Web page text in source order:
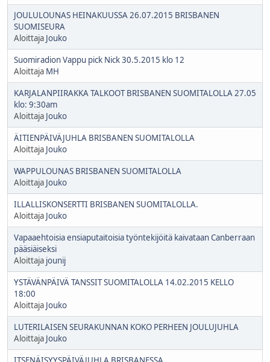
JOULULOUNAS HEINAKUUSSA 26.07.2015 BRISBANEN
SUOMISEURA
Aloittaja Jouko
Suomiradion Vappu pick Nick 30.5.2015 klo 12
Aloittaja MH
KARJALANPIIRAKKA TALKOOT BRISBANEN SUOMITALOLLA 27.05
klo: 9:30am
Aloittaja Jouko
ÄITIENPÄIVÄJUHLA BRISBANEN SUOMITALOLLA
Aloittaja Jouko
WAPPULOUNAS BRISBANEN SUOMITALOLLA
Aloittaja Jouko
ILLALLISKONSERTTI BRISBANEN SUOMITALOLLA.
Aloittaja Jouko
Vapaaehtoisia ensiaputaitoisia työntekijöitä kaivataan Canberraan
pääsiäiseksi
Aloittaja jounij
YSTÄVÄNPÄIVÄ TANSSIT SUOMITALOLLA 14.02.2015 KELLO
18:00
Aloittaja Jouko
LUTERILAISEN SEURAKUNNAN KOKO PERHEEN JOULUJUHLA
Aloittaja Jouko